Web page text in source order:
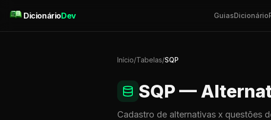
DicionárioDev GuiasDicionário
Início/Tabelas/SQP
SQP—
Cadastro de alternativas x questões